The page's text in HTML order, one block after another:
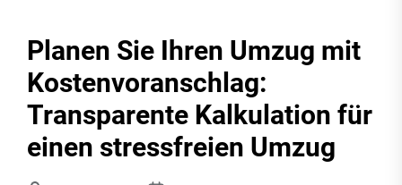
Planen Sie Ihren Umzug mit
Kostenvoranschlag:
Transparente Kalkulation für
einen stressfreien Umzug